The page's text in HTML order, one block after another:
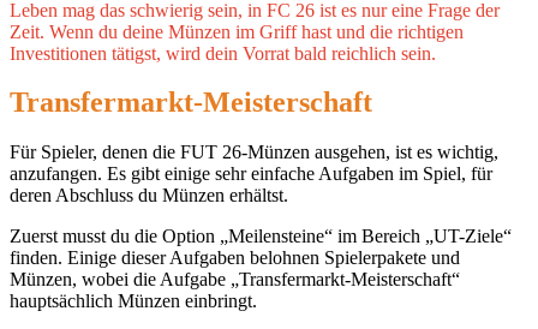
Leben mag das schwierig sein, in FC 26 ist es nur eine Frage der
Zeit. Wenn du deine Münzen im Griff hast und die richtigen
Investitionen tätigst, wird dein Vorrat bald reichlich sein.
Transfermarkt-Meisterschaft
Für Spieler, denen die FUT 26-Münzen ausgehen, ist es wichtig,
anzufangen. Es gibt einige sehr einfache Aufgaben im Spiel, für
deren Abschluss du Münzen erhältst.
Zuerst musst du die Option „Meilensteine“ im Bereich „UT-Ziele“
finden. Einige dieser Aufgaben belohnen Spielerpakete und
Münzen, wobei die Aufgabe „Transfermarkt-Meisterschaft“
hauptsächlich Münzen einbringt.